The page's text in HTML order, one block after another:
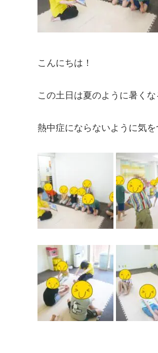
こんにちは！
この土日は夏のように暑くな
熱中症にならないように気を